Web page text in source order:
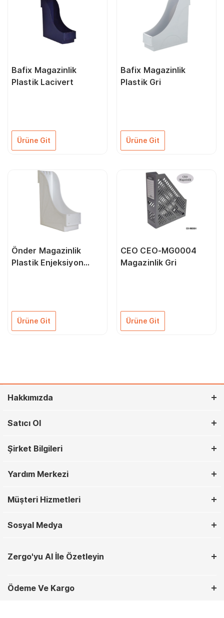
Bafix Magazinlik
Plastik Lacivert
Ürüne Git
Bafix Magazinlik
Plastik Gri
Ürüne Git
Önder Magazinlik
Plastik Enjeksiyon
Ürüne Git
CEO CEO-MG0004
Magazinlik Gri
Ürüne Git
Hakkımızda
Satıcı Ol
Şirket Bilgileri
Yardım Merkezi
Müşteri Hizmetleri
Sosyal Medya
Zergo'yu AI İle Özetleyin
Ödeme Ve Kargo